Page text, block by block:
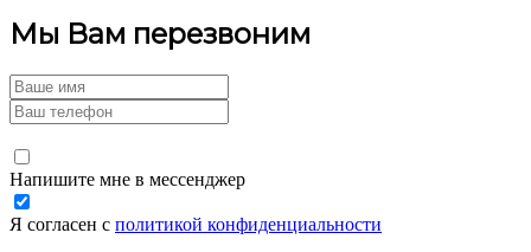
Мы Вам перезвоним
Напишите мне в мессенджер
Я согласен с политикой конфиденциальности